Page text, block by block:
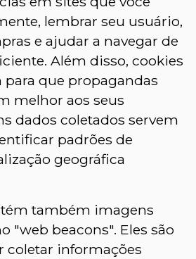
lembrar seu usuário,
e ajudar a navegar de
Além disso, cookies
que propagandas
melhor aos seus
dados coletados servem
padrões de
geográfica
também imagens
"web beacons". Eles são
coletar informações